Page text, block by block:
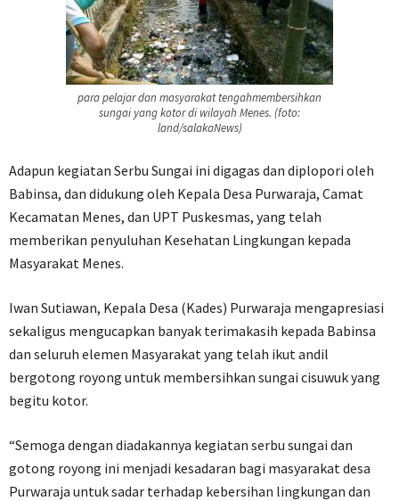
para pelajar dan masyarakat tengahmembersihkan
sungai yang kotor di wilayah Menes. (foto:
land/salakaNews)
Adapun kegiatan Serbu Sungai ini digagas dan diplopori oleh
Babinsa, dan didukung oleh Kepala Desa Purwaraja, Camat
Kecamatan Menes, dan UPT Puskesmas, yang telah
memberikan penyuluhan Kesehatan Lingkungan kepada
Masyarakat Menes.
Iwan Sutiawan, Kepala Desa (Kades) Purwaraja mengapresiasi
sekaligus mengucapkan banyak terimakasih kepada Babinsa
dan seluruh elemen Masyarakat yang telah ikut andil
bergotong royong untuk membersihkan sungai cisuwuk yang
begitu kotor.
“Semoga dengan diadakannya kegiatan serbu sungai dan
gotong royong ini menjadi kesadaran bagi masyarakat desa
Purwaraja untuk sadar terhadap kebersihan lingkungan dan